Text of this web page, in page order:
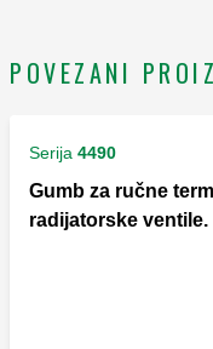
POVEZANI
Serija 4490
Gumb za ručne
radijatorske ventile.